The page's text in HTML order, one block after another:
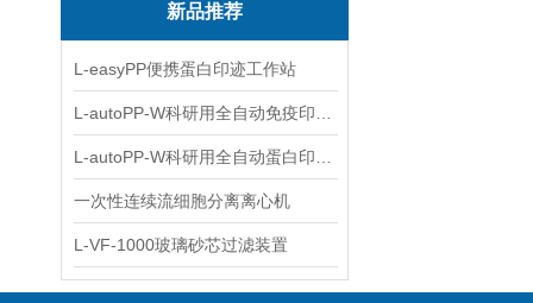
新品推荐
L-easyPP便携蛋白印迹工作站
一次性连续流细胞分离离心机
L-VF-1000玻璃砂芯过滤装置